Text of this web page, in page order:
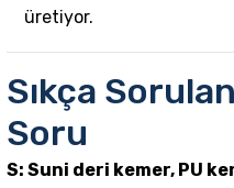
üretiyor.
Sıkça
Soru
S: Suni deri kemer, PU